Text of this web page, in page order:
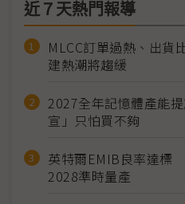
近７天熱門報導
MLCC訂單過熱、出
建熱潮將趨緩
2027全年記憶體產能
宣」只怕買不夠
英特爾EMIB良率達標
2028準時量產